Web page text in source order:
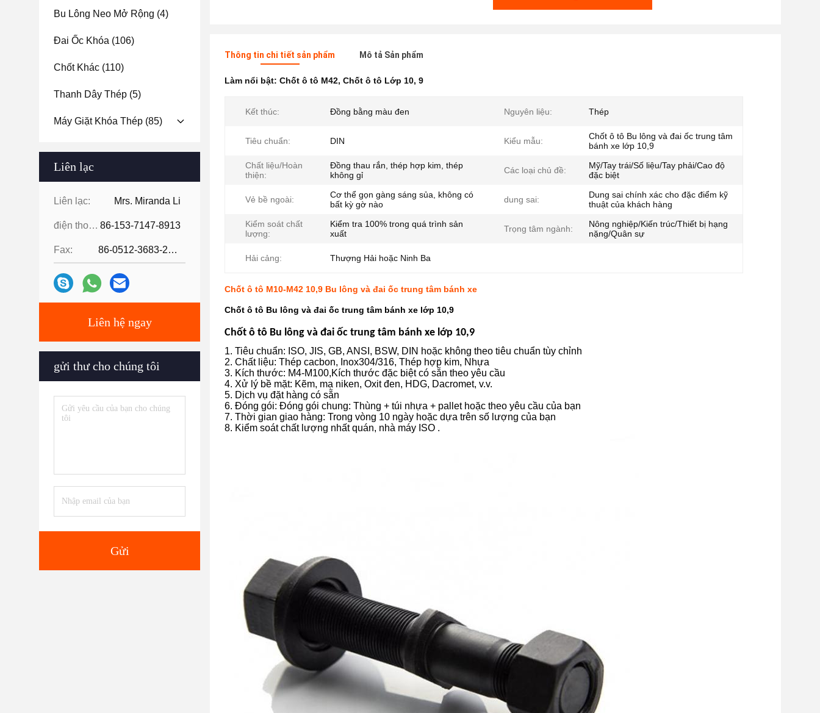
Bu Lông Neo Mở Rộng (4)
Đai Ốc Khóa (106)
Chốt Khác (110)
Thanh Dây Thép (5)
Máy Giặt Khóa Thép (85)
Liên lạc
Liên lạc: Mrs. Miranda Li
điện thoại: 86-153-7147-8913
Fax: 86-0512-3683-2631
Liên hệ ngay
gửi thư cho chúng tôi
Gửi
Thông tin chi tiết sản phẩm Mô tả Sản phẩm
Làm nổi bật: Chốt ô tô M42, Chốt ô tô Lớp 10, 9
Kết thúc: Đồng bằng màu đen Nguyên liệu: Thép
Tiêu chuẩn: DIN Kiểu mẫu:
Chốt ô tô Bu lông và đai ốc trung tâm
bánh xe lớp 10,9
Chất liệu/Hoàn
thiện:
Đồng thau rắn, thép hợp kim, thép
không gỉ
Các loại chủ đề:
Mỹ/Tay trái/Số liệu/Tay phải/Cao độ
đặc biệt
Vẻ bề ngoài:
Cơ thể gọn gàng sáng sủa, không có
bất kỳ gờ nào
dung sai:
Dung sai chính xác cho đặc điểm kỹ
thuật của khách hàng
Kiểm soát chất
lượng:
Kiểm tra 100% trong quá trình sản
xuất
Trọng tâm ngành:
Nông nghiệp/Kiến trúc/Thiết bị hạng
nặng/Quân sự
Hải cảng: Thượng Hải hoặc Ninh Ba
Chốt ô tô M10-M42 10,9 Bu lông và đai ốc trung tâm bánh xe
Chốt ô tô Bu lông và đai ốc trung tâm bánh xe lớp 10,9
Chốt ô tô Bu lông và đai ốc trung tâm bánh xe lớp 10,9
1. Tiêu chuẩn: ISO, JIS, GB, ANSI, BSW, DIN hoặc không theo tiêu chuẩn tùy chỉnh
2. Chất liệu: Thép cacbon, Inox304/316, Thép hợp kim, Nhựa
3. Kích thước: M4-M100,Kích thước đặc biệt có sẵn theo yêu cầu
4. Xử lý bề mặt: Kẽm, mạ niken, Oxit đen, HDG, Dacromet, v.v.
5. Dịch vụ đặt hàng có sẵn
6. Đóng gói: Đóng gói chung: Thùng + túi nhựa + pallet hoặc theo yêu cầu của bạn
7. Thời gian giao hàng: Trong vòng 10 ngày hoặc dựa trên số lượng của bạn
8. Kiểm soát chất lượng nhất quán, nhà máy ISO .